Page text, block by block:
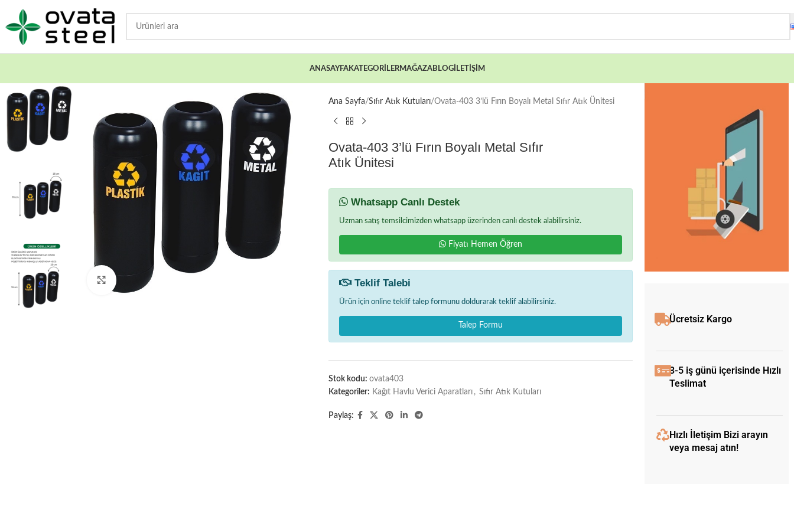
ANASAYFAKATEGORILERMAĞAZABLOGİLETIŞIM
Büyütmek için tıklayın
Ana Sayfa Sıfır Atık Kutuları Ovata-403 3’lü Fırın Boyalı Metal Sıfır Atık Ünitesi
Ovata-403 3’lü Fırın Boyalı Metal Sıfır
Atık Ünitesi
Whatsapp Canlı Destek
Uzman satış temsilcimizden whatsapp üzerinden canlı destek alabilirsiniz.
Fiyatı Hemen Öğren
Teklif Talebi
Ürün için online teklif talep formunu doldurarak teklif alabilirsiniz.
Talep Formu
Stok kodu: ovata403
Kategoriler: Kağıt Havlu Verici Aparatları , Sıfır Atık Kutuları
Paylaş:
Ücretsiz Kargo
3-5 iş günü içerisinde Hızlı
Teslimat
Hızlı İletişim Bizi arayın
veya mesaj atın!